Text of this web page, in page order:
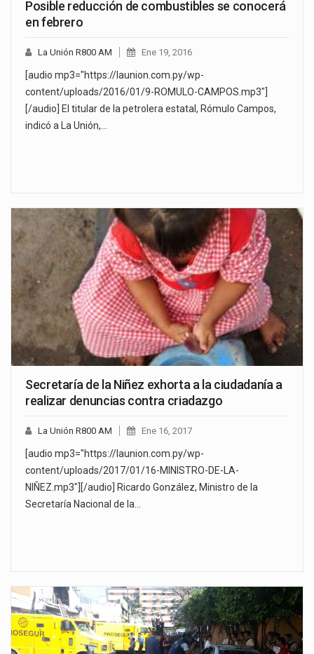
Posible reducción de combustibles se conocerá
en febrero
La Unión R800 AM Ene 19, 2016
[audio mp3="https://launion.com.py/wp-
content/uploads/2016/01/9-ROMULO-CAMPOS.mp3"]
[/audio] El titular de la petrolera estatal, Rómulo Campos,
indicó a La Unión,…
Secretaría de la Niñez exhorta a la ciudadanía a
realizar denuncias contra criadazgo
La Unión R800 AM Ene 16, 2017
[audio mp3="https://launion.com.py/wp-
content/uploads/2017/01/16-MINISTRO-DE-LA-
NIÑEZ.mp3"][/audio] Ricardo González, Ministro de la
Secretaría Nacional de la…